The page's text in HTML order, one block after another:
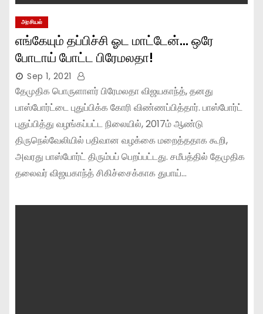
அரசியல்
எங்கேயும் தப்பிச்சி ஓட மாட்டேன்… ஒரே
போடாய் போட்ட பிரேமலதா!
Sep 1, 2021
தேமுதிக பொருளாளர் பிரேமலதா விஜயகாந்த், தனது
பாஸ்போர்ட்டை புதுப்பிக்க கோரி விண்ணப்பித்தார். பாஸ்போர்ட்
புதுப்பித்து வழங்கப்பட்ட நிலையில், 2017ம் ஆண்டு
திருநெல்வேலியில் பதிவான வழக்கை மறைத்ததாக கூறி,
அவரது பாஸ்போர்ட் திரும்பப் பெறப்பட்டது. சமீபத்தில் தேமுதிக
தலைவர் விஜயகாந்த் சிகிச்சைக்காக துபாய்…